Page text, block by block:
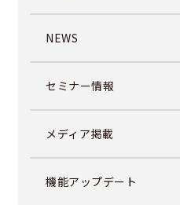
NEWS
セミナー情報
メディア掲載
機能アップデート